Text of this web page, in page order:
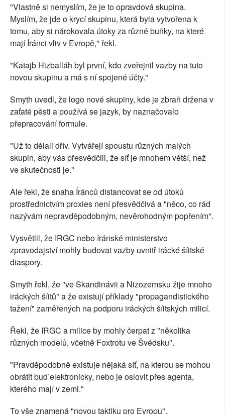
"Vlastně si nemyslím, že je to opravdová skupina.
Myslím, že jde o krycí skupinu, která byla vytvořena k
tomu, aby si nárokovala útoky za různé buňky, na které
mají Íránci vliv v Evropě," řekl.
"Katajb Hizballáh byl první, kdo zveřejnil vazby na tuto
novou skupinu a má s ní spojené účty."
Smyth uvedl, že logo nové skupiny, kde je zbraň držena v
zaťaté pěsti a používá se jazyk, by naznačovalo
přepracování formule.
"Už to dělali dřív. Vytvářejí spoustu různých malých
skupin, aby vás přesvědčili, že síť je mnohem větší, než
ve skutečnosti je."
Ale řekl, že snaha Íránců distancovat se od útoků
prostřednictvím proxies není přesvědčivá a "něco, co rád
nazývám nepravděpodobným, nevěrohodným popřením".
Vysvětlil, že IRGC nebo íránské ministerstvo
zpravodajství mohly budovat vazby uvnitř irácké šíitské
diaspory.
Smyth řekl, že "ve Skandinávii a Nizozemsku žije mnoho
iráckých šíitů" a že existují příklady "propagandistického
tažení" zaměřených na podporu iráckých šíitských milicí.
Řekl, že IRGC a milice by mohly čerpat z "několika
různých modelů, včetně Foxtrotu ve Švédsku".
"Pravděpodobně existuje nějaká síť, na kterou se mohou
obrátit buď elektronicky, nebo je oslovit přes agenta,
kterého mají v zemi."
To vše znamená "novou taktiku pro Evropu".